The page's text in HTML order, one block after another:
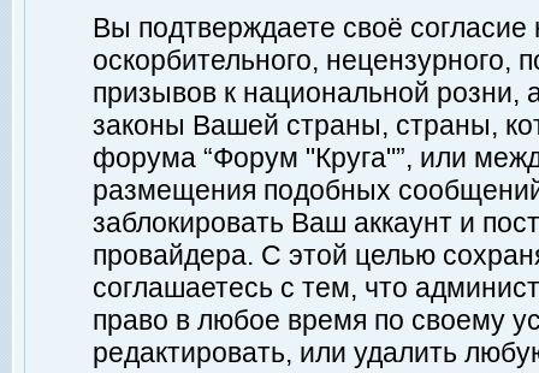
Вы подтверждаете своё
оскорбительного, нецензурного,
призывов к национальной
законы Вашей страны, страны,
форума “Форум "Круга"”, или
размещения подобных
заблокировать Ваш аккаунт и
провайдера. С этой целью
соглашаетесь с тем, что
право в любое время по своему
редактировать, или удалить